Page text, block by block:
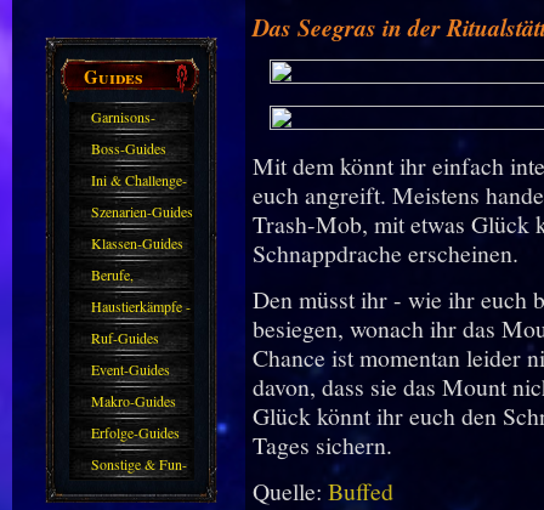
Guides
Garnisons-
Guides
Boss-Guides
Ini & Challenge-
Guides
Szenarien-Guides
Klassen-Guides
Berufe,
Farmkarten und
Haustiere
Haustierkämpfe -
Guide
Ruf-Guides
Event-Guides
Makro-Guides
Erfolge-Guides
Sonstige & Fun-
Guides
Das Seegras in der
Mit dem könnt ihr einfach
euch angreift. Meistens
Trash-Mob, mit etwas Glück
Schnappdrache erscheinen.
Den müsst ihr - wie ihr euch
besiegen, wonach ihr das
Chance ist momentan leider
davon, dass sie das Mount
Glück könnt ihr euch den
Tages sichern.
Quelle: Buffed